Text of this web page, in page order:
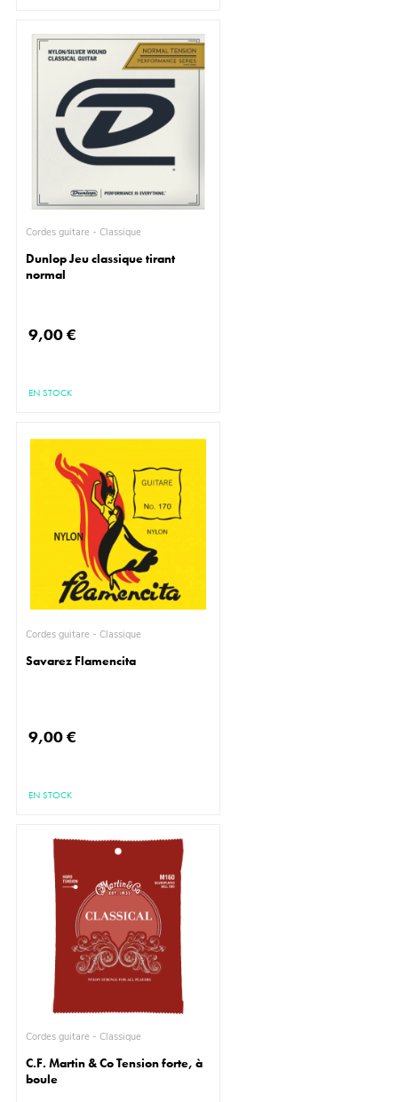
Cordes guitare - Classique
Dunlop Jeu classique tirant
normal
9,00 €
EN STOCK
Cordes guitare - Classique
Savarez Flamencita
9,00 €
EN STOCK
Cordes guitare - Classique
C.F. Martin & Co Tension forte, à
boule